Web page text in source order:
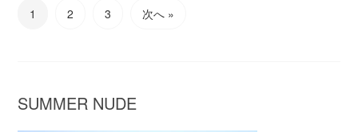
1 2 3 次へ »
SUMMER NUDE